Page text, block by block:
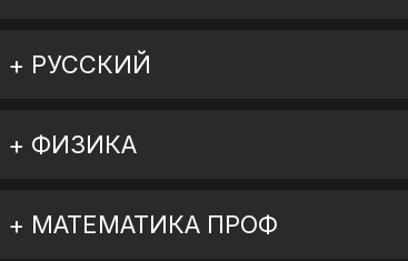
РУССКИЙ
+ ФИЗИКА
МАТЕМАТИКА ПРОФ